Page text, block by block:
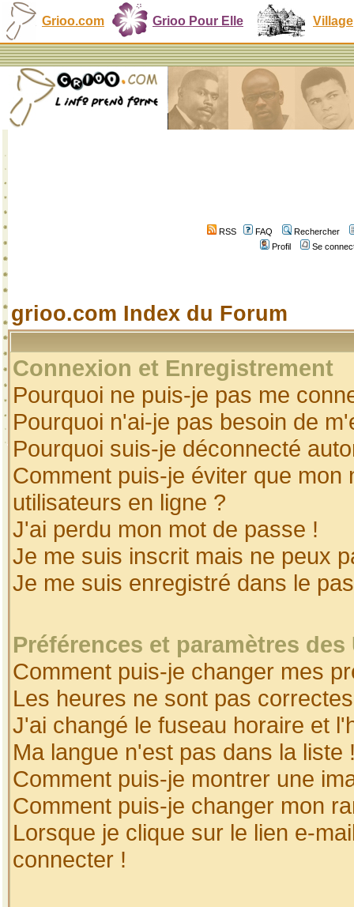
Grioo.com Grioo Pour Elle Village
RSS FAQ
Rechercher
Profil
Se
grioo.com Index du Forum
Connexion et Enregistrement
Pourquoi ne puis-je pas me
Pourquoi n'ai-je pas besoin de
Pourquoi suis-je déconnecté
Comment puis-je éviter que
utilisateurs en ligne ?
J'ai perdu mon mot de passe !
Je me suis inscrit mais ne peux
Je me suis enregistré dans le
Préférences et paramètres
Comment puis-je changer mes
Les heures ne sont pas
J'ai changé le fuseau horaire et
Ma langue n'est pas dans la liste
Comment puis-je montrer une
Comment puis-je changer mon
Lorsque je clique sur le lien e-
connecter !